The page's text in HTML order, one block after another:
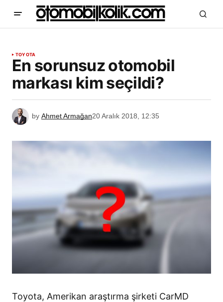
TOYOTA
En sorunsuz otomobil
markası kim seçildi?
by Ahmet Armağan20 Aralık 2018, 12:35
Toyota, Amerikan araştırma şirketi CarMD